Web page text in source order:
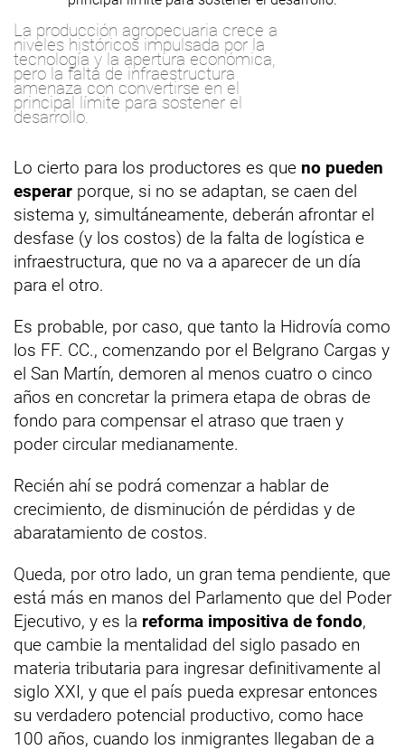
La producción agropecuaria crece a
niveles históricos impulsada por la
tecnología y la apertura económica,
pero la falta de infraestructura
amenaza con convertirse en el
principal límite para sostener el
desarrollo.
Lo cierto para los productores es que no pueden
esperar porque, si no se adaptan, se caen del
sistema y, simultáneamente, deberán afrontar el
desfase (y los costos) de la falta de logística e
infraestructura, que no va a aparecer de un día
para el otro.
Es probable, por caso, que tanto la Hidrovía como
los FF. CC., comenzando por el Belgrano Cargas y
el San Martín, demoren al menos cuatro o cinco
años en concretar la primera etapa de obras de
fondo para compensar el atraso que traen y
poder circular medianamente.
Recién ahí se podrá comenzar a hablar de
crecimiento, de disminución de pérdidas y de
abaratamiento de costos.
Queda, por otro lado, un gran tema pendiente, que
está más en manos del Parlamento que del Poder
Ejecutivo, y es la reforma impositiva de fondo,
que cambie la mentalidad del siglo pasado en
materia tributaria para ingresar definitivamente al
siglo XXI, y que el país pueda expresar entonces
su verdadero potencial productivo, como hace
100 años, cuando los inmigrantes llegaban de a